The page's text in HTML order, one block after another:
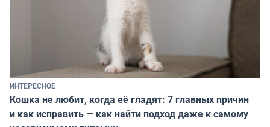
ИНТЕРЕСНОЕ
Кошка не любит, когда её гладят: 7 главных причин
и как исправить — как найти подход даже к самому